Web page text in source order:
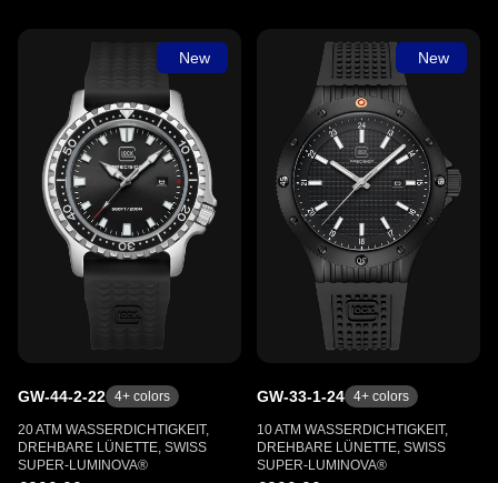
New
GW-44-2-22 4+ colors
20 ATM WASSERDICHTIGKEIT,
DREHBARE LÜNETTE, SWISS
SUPER-LUMINOVA®
New
GW-33-1-24 4+ colors
10 ATM WASSERDICHTIGKEIT,
DREHBARE LÜNETTE, SWISS
SUPER-LUMINOVA®